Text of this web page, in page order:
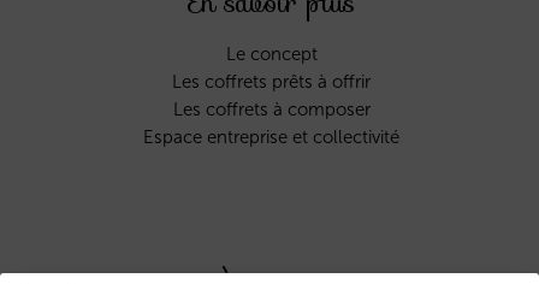
Le concept
Les coffrets prêts à offrir
Les coffrets à composer
Espace entreprise et collectivité